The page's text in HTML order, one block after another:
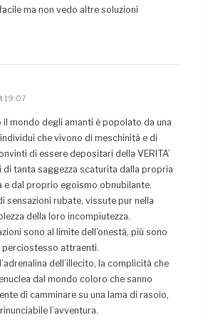
ma non vedo altre soluzioni
19:07
mondo degli amanti è popolato da una
che vivono di meschinità e di
di essere depositari della VERITA’
di tanta saggezza scaturita dalla propria
e dal proprio egoismo obnubilante.
sensazioni rubate, vissute pur nella
della loro incompiutezza.
sono al limite dell’onestà, più sono
perciostesso attraenti.
dell’illecito, la complicità che
dal mondo coloro che sanno
di camminare su una lama di rasoio,
l’avventura.